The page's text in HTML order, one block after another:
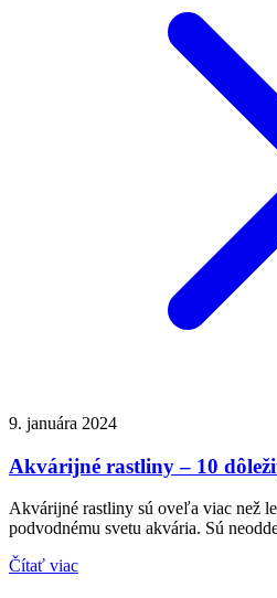
9. januára 2024
Akvárijné rastliny – 10
Akvárijné rastliny sú oveľa viac než
podvodnému svetu akvária. Sú
Čítať viac